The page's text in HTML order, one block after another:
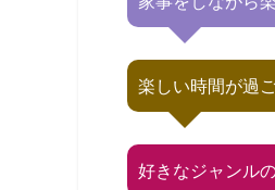
楽しい時間が過
好きなジャンル